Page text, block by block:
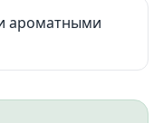
ароматными